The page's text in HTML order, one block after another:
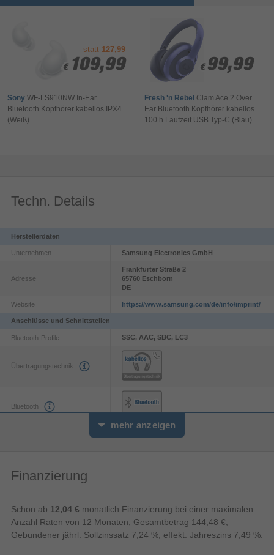
Buds4. Dank des 11 mm-dynamischen Treibers mit
großem Frequenzbereich kannst du dich auf satte,
präzise Bässe und klare, detaillierte Höhen freuen.
Erlebe den Klangraum mit Bit-Tiefe und hohen
Abtastraten. Der Samsung Seamless Codec (SSC)
unterstützt 24-Bit / 96 kHz-Audio und bietet Sound
für ein stabiles Hörerlebnis mit geringen Störungen
oder Aussetzern sorgt. Aktiviere die Option
„Ultrahohe Tonqualität (UHQ)“ auf deinem Galaxy
Smartphone und entdecke deine Lieblingssongs in
atemberaubender Detailtiefe.
Finde deinen eigenen Sound
statt127,99
€ 109,99
€ 109,99
Sony WF-LS910NW In-Ear
Bluetooth Kopfhörer kabellos IPX4
(Weiß)
€ 99,99
€ 99,99
Fresh 'n Rebel Clam Ace 2 Over
Ear Bluetooth Kopfhörer kabellos
100 h Laufzeit USB Typ-C (Blau)
Techn. Details
Herstellerdaten
Unternehmen Samsung Electronics GmbH
Adresse
Frankfurter Straße 2
65760 Eschborn
DE
Website https://www.samsung.com/de/info/imprint/
Anschlüsse und Schnittstellen
Bluetooth-Profile SSC, AAC, SBC, LC3
Übertragungstechnik
Bluetooth
Batteriebetrieben
Kabelloses Aufladen
Akku-/Batterietyp Integrierte Batterie
mehr anzeigen
Finanzierung
Schon ab 12,04 € monatlich Finanzierung bei einer maximalen
Anzahl Raten von 12 Monaten; Gesamtbetrag 144,48 €;
Gebundener jährl. Sollzinssatz 7,24 %, effekt. Jahreszins 7,49 %.